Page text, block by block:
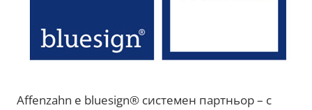
Affenzahn е bluesign® системен партньор – с